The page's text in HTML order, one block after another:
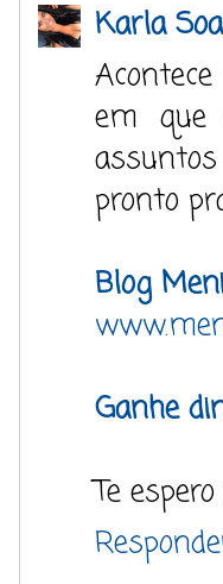
Karla
em que
pronto
Blog
Ganhe
Te